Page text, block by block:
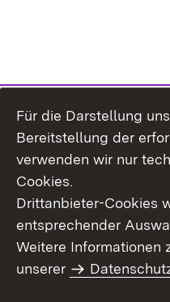
Für die Darstellung
Bereitstellung der
verwenden wir nur
Cookies.
Drittanbieter-Cookies
entsprechender
Weitere Informationen
unserer